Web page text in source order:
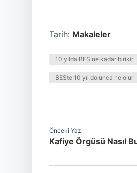
Tarih: Makaleler
10 yılda BES ne kadar birikir
BESte 10 yıl dolunca ne olur
Önceki Yazı
Kafiye Örgüsü Nasıl